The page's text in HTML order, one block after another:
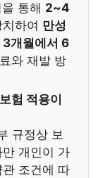
통해 2~4
하여 만성
3개월에서 6
와 재발 방
험 적용이
규정상 보
개인이 가
관 조건에 따